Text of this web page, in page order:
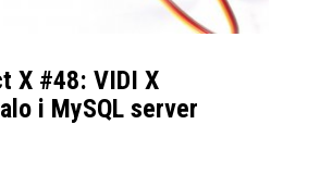
X #48: VIDI X
i MySQL server